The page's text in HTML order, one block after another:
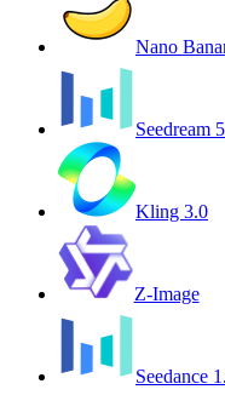
Nano
Seedream
Kling 3.0
Z-Image
Seedance